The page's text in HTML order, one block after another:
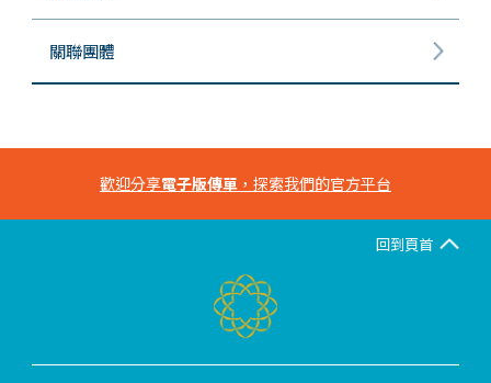
關聯團體
歡迎分享電子版傳單 ，探索我們的官方平台
回到頁首